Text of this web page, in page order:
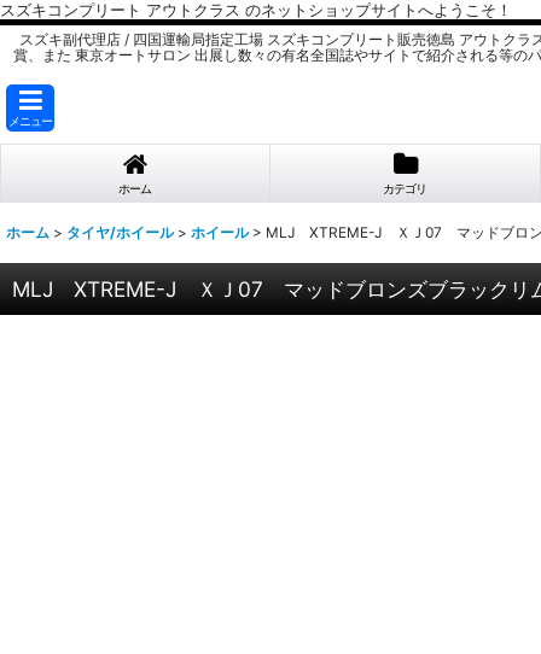
スズキコンプリート アウトクラス のネットショップサイトへようこそ！
スズキ副代理店 / 四国運輸局指定工場 スズキコンプリート販売徳島 アウトク
賞、また 東京オートサロン 出展し数々の有名全国誌やサイトで紹介される等
メニュー
ホーム カテゴリ
ホーム > タイヤ/ホイール > ホイール > MLJ XTREME-J ＸＪ07 マッドブロ
MLJ XTREME-J ＸＪ07 マッドブロンズブラックリ